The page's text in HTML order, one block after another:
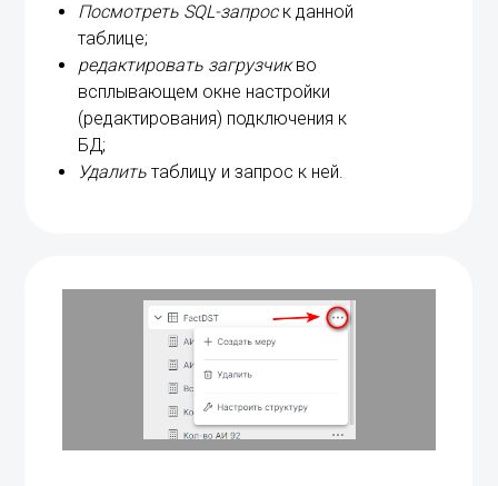
Посмотреть SQL-запроск данной
таблице;
редактировать загрузчикво
всплывающем окне настройки
(редактирования) подключения к
БД;
Удалить таблицу и запрос к ней.